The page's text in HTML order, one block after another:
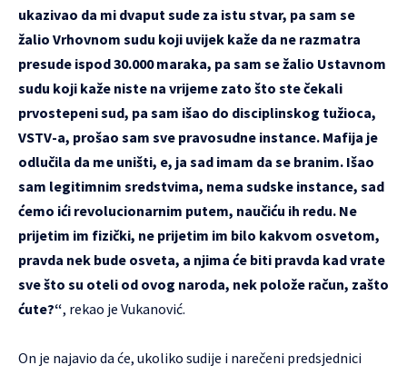
ukazivao da mi dvaput sude za istu stvar, pa sam se
žalio Vrhovnom sudu koji uvijek kaže da ne razmatra
presude ispod 30.000 maraka, pa sam se žalio Ustavnom
sudu koji kaže niste na vrijeme zato što ste čekali
prvostepeni sud, pa sam išao do disciplinskog tužioca,
VSTV-a, prošao sam sve pravosudne instance. Mafija je
odlučila da me uništi, e, ja sad imam da se branim. Išao
sam legitimnim sredstvima, nema sudske instance, sad
ćemo ići revolucionarnim putem, naučiću ih redu. Ne
prijetim im fizički, ne prijetim im bilo kakvom osvetom,
pravda nek bude osveta, a njima će biti pravda kad vrate
sve što su oteli od ovog naroda, nek polože račun, zašto
ćute?“, rekao je Vukanović.
On je najavio da će, ukoliko sudije i narečeni predsjednici